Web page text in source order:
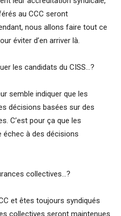
au CCC seront
nous allons faire tout ce
éviter d’en arriver là.
les candidats du CISS…?
semble indiquer que les
décisions basées sur des
C’est pour ça que les
échec à des décisions
collectives…?
et êtes toujours syndiqués
collectives seront maintenues